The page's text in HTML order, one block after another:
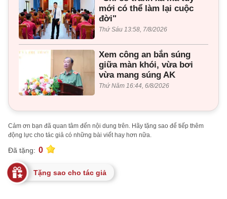
mới có thể làm lại cuộc
đời"
Thứ Sáu 13:58, 7/8/2026
Xem công an bắn súng
giữa màn khói, vừa bơi
vừa mang súng AK
Thứ Năm 16:44, 6/8/2026
Cảm ơn bạn đã quan tâm đến nội dung trên. Hãy tặng sao để tiếp thêm
động lực cho tác giả có những bài viết hay hơn nữa.
Đã tặng: 0
Tặng sao cho tác giả